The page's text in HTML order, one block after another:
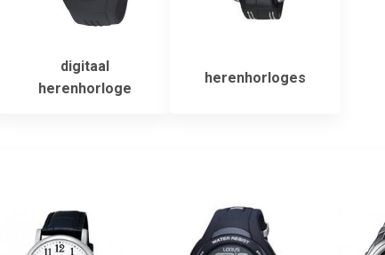
digitaal
herenhorloge
herenhorloges